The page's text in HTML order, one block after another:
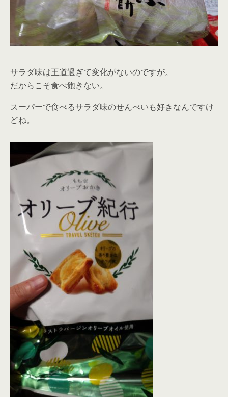
サラダ味は王道過ぎて変化がないのですが。
だからこそ食べ飽きない。
スーパーで食べるサラダ味のせんべいも好きなんですけ
どね。